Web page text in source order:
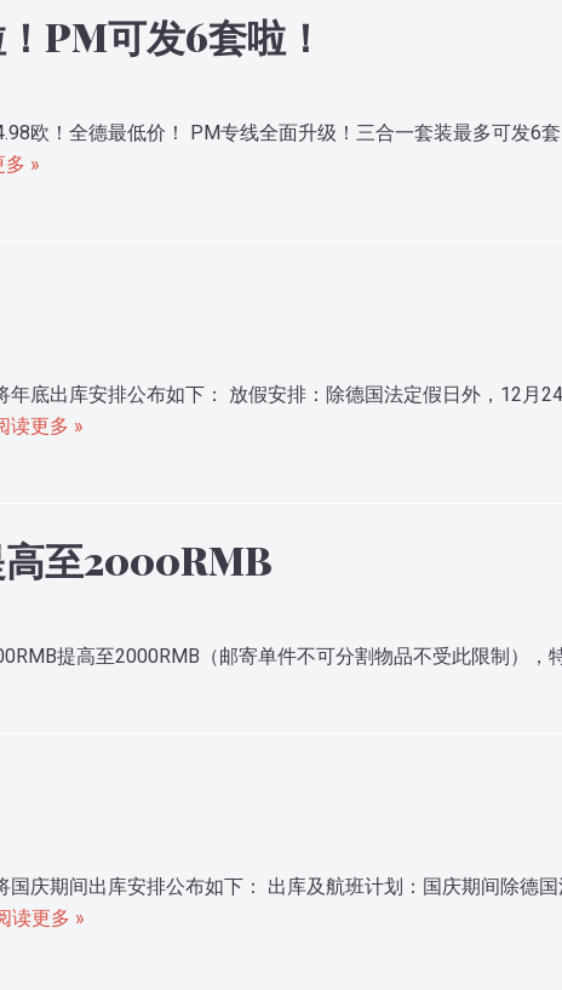
PM可发6套啦！
欧！全德最低价！ PM专线全面升级！三合一套装最多可发6
多 »
底出库安排公布如下： 放假安排：除德国法定假日外，12月
读更多 »
高至2000RMB
提高至2000RMB（邮寄单件不可分割物品不受此限制），
庆期间出库安排公布如下： 出库及航班计划：国庆期间除德
读更多 »